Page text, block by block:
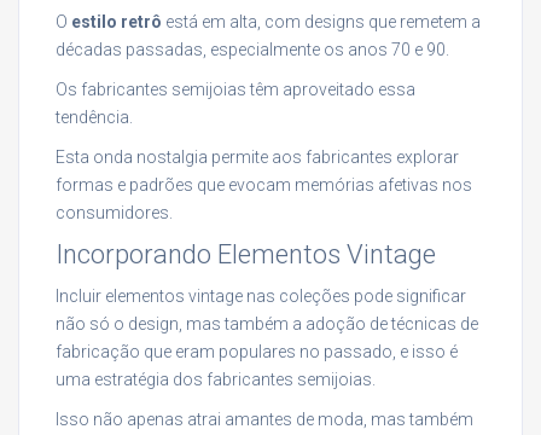
O estilo retrô está em alta, com designs que remetem a
décadas passadas, especialmente os anos 70 e 90.
Os fabricantes semijoias têm aproveitado essa
tendência.
Esta onda nostalgia permite aos fabricantes explorar
formas e padrões que evocam memórias afetivas nos
consumidores.
Incorporando Elementos Vintage
Incluir elementos vintage nas coleções pode significar
não só o design, mas também a adoção de técnicas de
fabricação que eram populares no passado, e isso é
uma estratégia dos fabricantes semijoias.
Isso não apenas atrai amantes de moda, mas também